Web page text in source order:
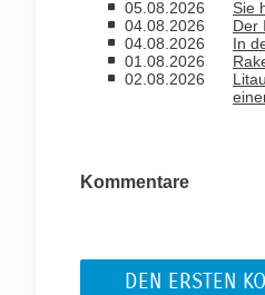
05.08.2026
Sie
04.08.2026
Der
04.08.2026
In
01.08.2026
02.08.2026
Kommentare
DEN ERSTEN